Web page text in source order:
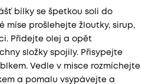
bílky se špetkou soli do
míse prošlehejte žloutky, sirup,
Přidejte olej a opět
složky spojily. Přisypejte
Vedle v misce rozmíchejte
a pomalu vsypávejte a